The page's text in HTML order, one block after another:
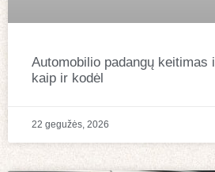
Automobilio padangų keitimas
kaip ir kodėl
22 gegužės, 2026